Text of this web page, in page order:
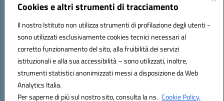
Cookies e altri strumenti di tracciamento
Il nostro Istituto non utilizza strumenti di profilazione degli utenti -
sono utilizzati esclusivamente cookies tecnici necessari al
corretto funzionamento del sito, alla fruibilità dei servizi
istituzionali e alla sua accessibilità – sono utilizzati, inoltre,
strumenti statistici anonimizzati messi a disposizione da Web
Analytics Italia.
Per saperne di più sul nostro sito, consulta la ns. Cookie Policy.
Posta elettronica certificata (PEC):bsis01800p@pec.istruzione.it
Codice fiscale: 91011920179
Codice meccanografico:BSIS01800P
Codice Indice delle Pubbliche Amministrazioni (IPA): istsc_bsis01800p
Codice unico di fatturazione (CUF): UFLUYU
Hosting & Powered by 3D Solution S.r.l.